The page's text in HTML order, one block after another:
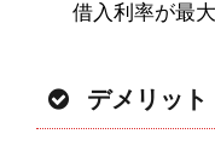
借入利率が最
デメリット